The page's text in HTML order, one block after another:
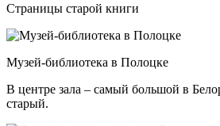
Страницы старой книги
Музей-библиотека в Полоцке
В центре зала – самый большой в
старый.